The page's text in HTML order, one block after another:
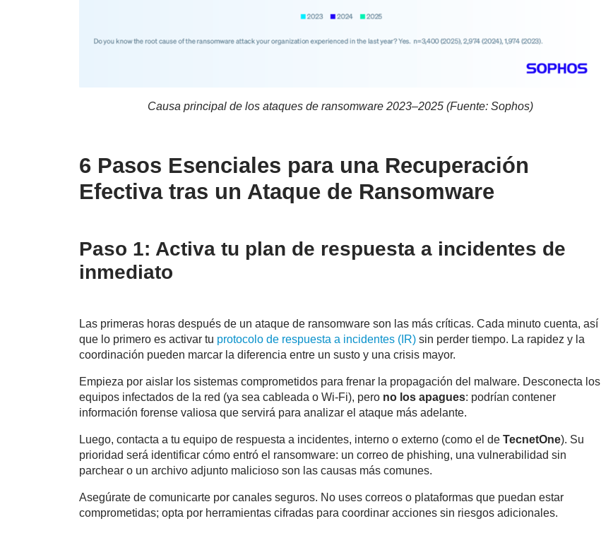
Causa principal de los ataques de ransomware 2023–2025 (Fuente: Sophos)
6 Pasos Esenciales para una Recuperación
Efectiva tras un Ataque de Ransomware
Paso 1: Activa tu plan de respuesta a incidentes de
inmediato
Las primeras horas después de un ataque de ransomware son las más críticas. Cada minuto cuenta, así
que lo primero es activar tu protocolo de respuesta a incidentes (IR) sin perder tiempo. La rapidez y la
coordinación pueden marcar la diferencia entre un susto y una crisis mayor.
Empieza por aislar los sistemas comprometidos para frenar la propagación del malware. Desconecta los
equipos infectados de la red (ya sea cableada o Wi-Fi), pero no los apagues: podrían contener
información forense valiosa que servirá para analizar el ataque más adelante.
Luego, contacta a tu equipo de respuesta a incidentes, interno o externo (como el de TecnetOne). Su
prioridad será identificar cómo entró el ransomware: un correo de phishing, una vulnerabilidad sin
parchear o un archivo adjunto malicioso son las causas más comunes.
Asegúrate de comunicarte por canales seguros. No uses correos o plataformas que puedan estar
comprometidas; opta por herramientas cifradas para coordinar acciones sin riesgos adicionales.